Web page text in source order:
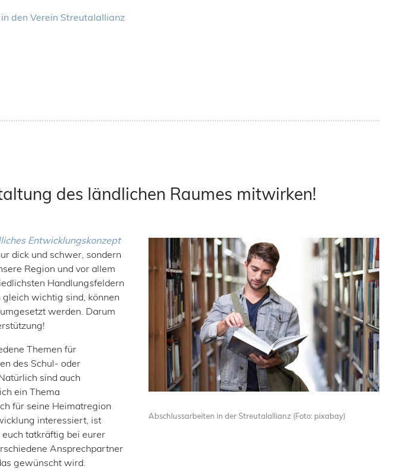
den Verein Streutalallianz
des ländlichen Raumes mitwirken!
Entwicklungskonzept
dick und schwer, sondern
Region und vor allem
Handlungsfeldern
wichtig sind, können
werden. Darum
Themen für
des Schul- oder
sind auch
ein Thema
für seine Heimatregion
interessiert, ist
tatkräftig bei eurer
Ansprechpartner
gewünscht wird.
Abschlussarbeiten in der Streutalallianz (Foto: pixabay)